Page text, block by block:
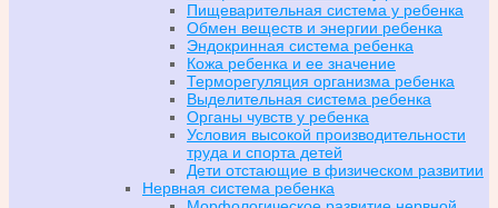
Пищеварительная система у ребенка
Обмен веществ и энергии ребенка
Эндокринная система ребенка
Кожа ребенка и ее значение
Терморегуляция организма ребенка
Выделительная система ребенка
Органы чувств у ребенка
Условия высокой производительности
труда и спорта детей
Дети отстающие в физическом развитии
Нервная система ребенка